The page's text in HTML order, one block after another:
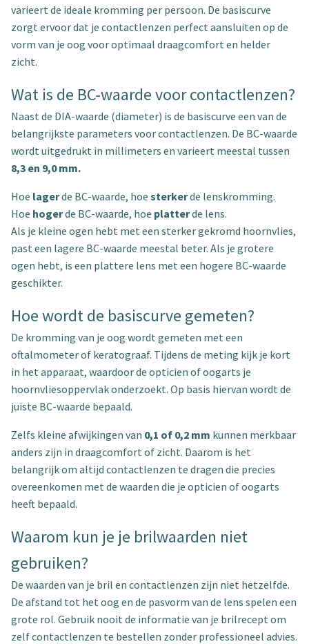
varieert de ideale kromming per persoon. De basiscurve
zorgt ervoor dat je contactlenzen perfect aansluiten op de
vorm van je oog voor optimaal draagcomfort en helder
zicht.
Wat is de BC-waarde voor contactlenzen?
Naast de DIA-waarde (diameter) is de basiscurve een van de
belangrijkste parameters voor contactlenzen. De BC-waarde
wordt uitgedrukt in millimeters en varieert meestal tussen
8,3 en 9,0 mm.
Hoe lagerde BC-waarde, hoe sterkerde lenskromming.
Hoe hogerde BC-waarde, hoe platterde lens.
Als je kleine ogen hebt met een sterker gekromd hoornvlies,
past een lagere BC-waarde meestal beter. Als je grotere
ogen hebt, is een plattere lens met een hogere BC-waarde
geschikter.
Hoe wordt de basiscurve gemeten?
De kromming van je oog wordt gemeten met een
oftalmometer of keratograaf. Tijdens de meting kijk je kort
in het apparaat, waardoor de opticien of oogarts je
hoornvliesoppervlak onderzoekt. Op basis hiervan wordt de
juiste BC-waarde bepaald.
Zelfs kleine afwijkingen van 0,1 of 0,2 mm kunnen merkbaar
anders zijn in draagcomfort of zicht. Daarom is het
belangrijk om altijd contactlenzen te dragen die precies
overeenkomen met de waarden die je opticien of oogarts
heeft bepaald.
Waarom kun je je brilwaarden niet
gebruiken?
De waarden van je bril en contactlenzen zijn niet hetzelfde.
De afstand tot het oog en de pasvorm van de lens spelen een
grote rol. Gebruik nooit de informatie van je brilrecept om
zelf contactlenzen te bestellen zonder professioneel advies.